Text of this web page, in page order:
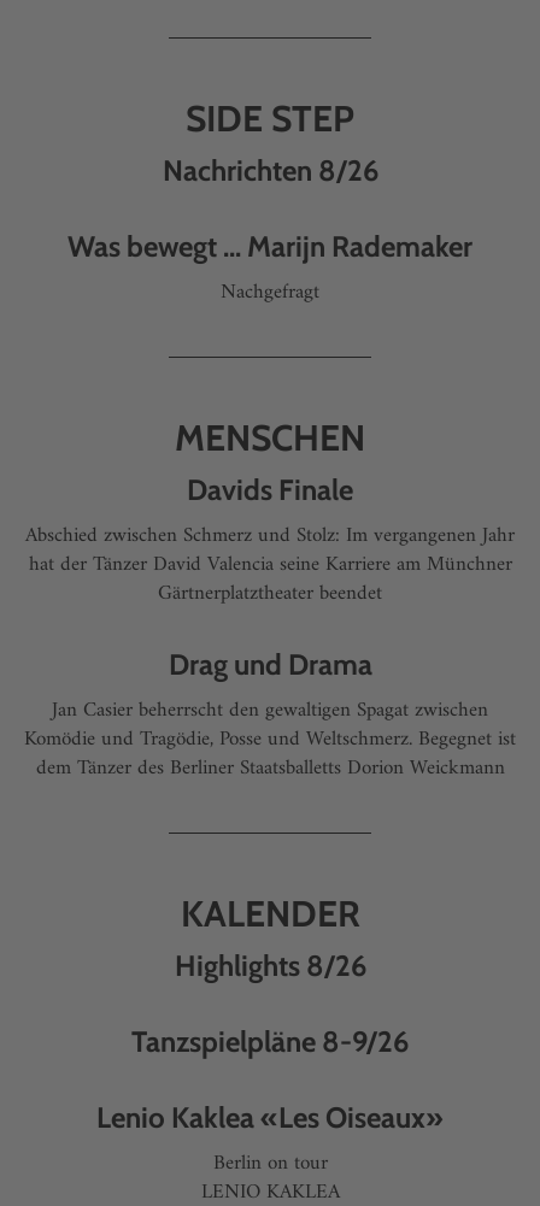
SIDE STEP
Nachrichten 8/26
Was bewegt ... Marijn Rademaker
Nachgefragt
MENSCHEN
Davids Finale
Abschied zwischen Schmerz und Stolz: Im vergangenen Jahr
hat der Tänzer David Valencia seine Karriere am Münchner
Gärtnerplatztheater beendet
Drag und Drama
Jan Casier beherrscht den gewaltigen Spagat zwischen
Komödie und Tragödie, Posse und Weltschmerz. Begegnet ist
dem Tänzer des Berliner Staatsballetts Dorion Weickmann
KALENDER
Highlights 8/26
Tanzspielpläne 8-9/26
Lenio Kaklea «Les Oiseaux»
Berlin on tour
LENIO KAKLEA